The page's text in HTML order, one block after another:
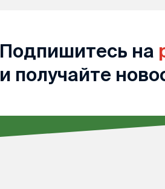
Подпишитесь на
и получайте